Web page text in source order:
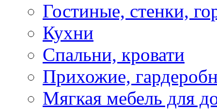
Гостиные, стенки,
Кухни
Спальни, кровати
Прихожие,
Мягкая мебель для